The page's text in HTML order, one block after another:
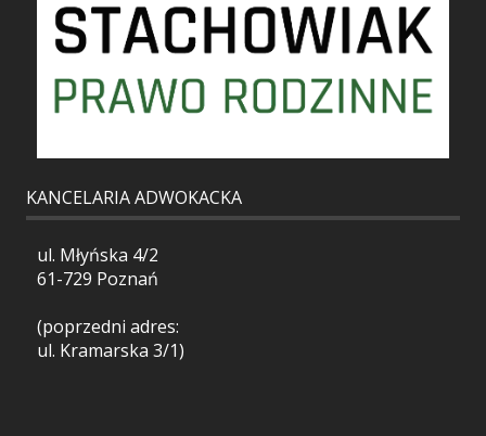
KANCELARIA ADWOKACKA
ul. Młyńska 4/2
61-729 Poznań
(poprzedni adres:
ul. Kramarska 3/1)